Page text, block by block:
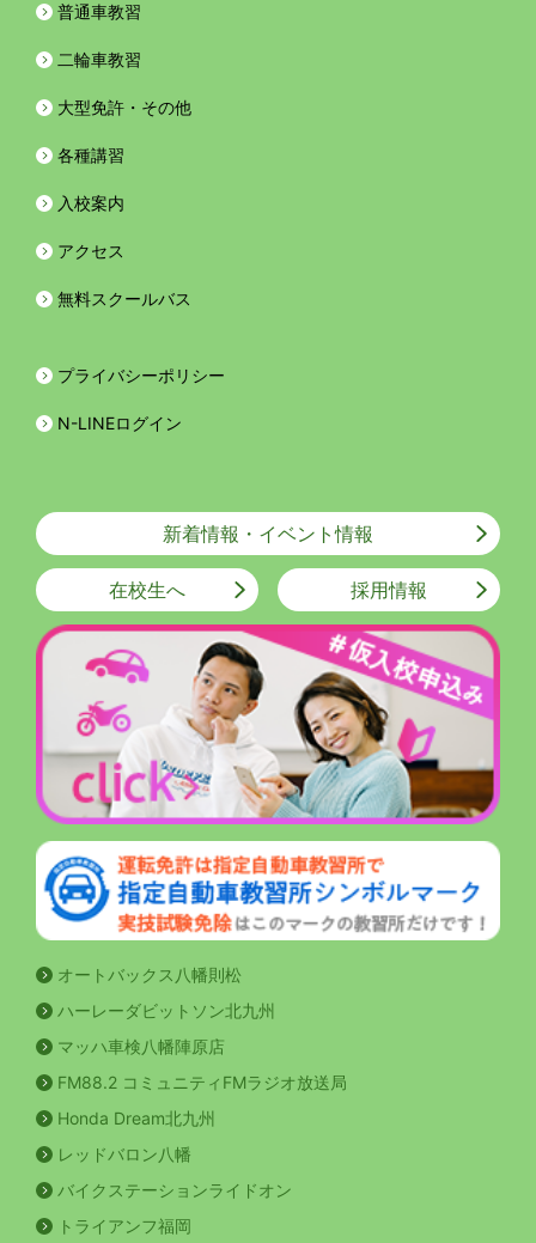
普通車教習
二輪車教習
大型免許・その他
各種講習
入校案内
アクセス
無料スクールバス
プライバシーポリシー
N-LINEログイン
新着情報・イベント情報
在校生へ 採用情報
オートバックス八幡則松
ハーレーダビットソン北九州
マッハ車検八幡陣原店
FM88.2 コミュニティFMラジオ放送局
Honda Dream北九州
レッドバロン八幡
バイクステーションライドオン
トライアンフ福岡